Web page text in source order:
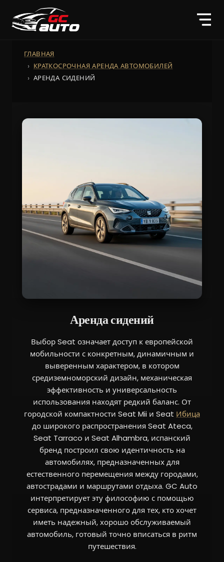
ГЛАВНАЯ
КРАТКОСРОЧНАЯ АРЕНДА АВТОМОБИЛЕЙ
АРЕНДА СИДЕНИЙ
Аренда сидений
Выбор Seat означает доступ к европейской
мобильности с конкретным, динамичным и
выверенным характером, в котором
средиземноморский дизайн, механическая
эффективность и универсальность
использования находят редкий баланс. От
городской компактности Seat Mii и Seat Ибица
до широкого распространения Seat Ateca,
Seat Tarraco и Seat Alhambra, испанский
бренд построил свою идентичность на
автомобилях, предназначенных для
естественного перемещения между городами,
автострадами и маршрутами отдыха. GC Auto
интерпретирует эту философию с помощью
сервиса, предназначенного для тех, кто хочет
иметь надежный, хорошо обслуживаемый
автомобиль, готовый точно вписаться в ритм
путешествия.